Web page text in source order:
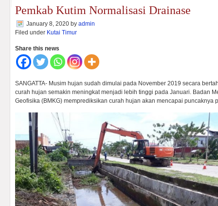
Pemkab Kutim Normalisasi Drainase
January 8, 2020 by admin
Filed under Kutai Timur
Share this news
SANGATTA- Musim hujan sudah dimulai pada November 2019 secara
curah hujan semakin meningkat menjadi lebih tinggi pada Januari. Badan
Geofisika (BMKG) memprediksikan curah hujan akan mencapai puncaknya